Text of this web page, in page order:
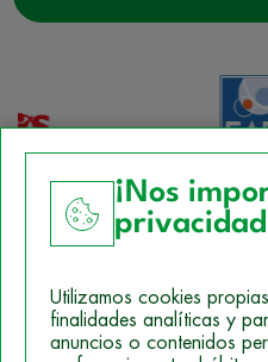
Política de Cookies
Mapa del sitio
¡Nos
Utilizamos cookies
finalidades analíticas y
anuncios o contenidos